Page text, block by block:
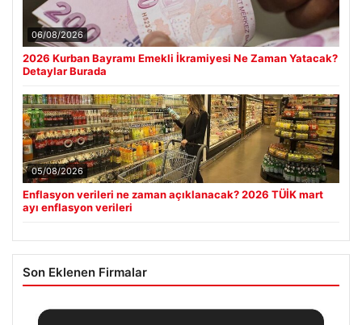
06/08/2026
2026 Kurban Bayramı Emekli İkramiyesi Ne Zaman Yatacak?
Detaylar Burada
05/08/2026
Enflasyon verileri ne zaman açıklanacak? 2026 TÜİK mart
ayı enflasyon verileri
Son Eklenen Firmalar